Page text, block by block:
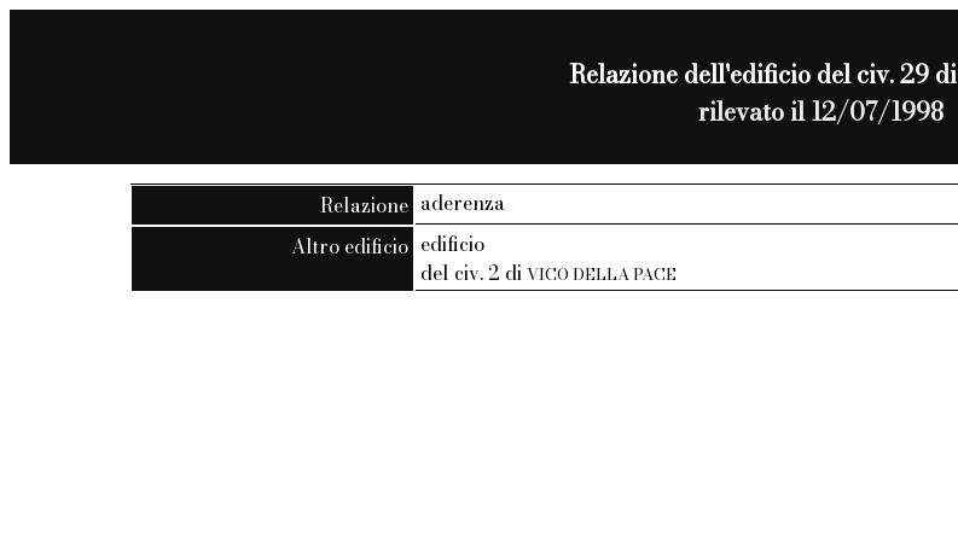
Relazione dell'edificio del civ. 29 di
rilevato il 12/07/1998
Relazione aderenza
Altro edificio edificio
del civ. 2 diVICO DELLA PACE